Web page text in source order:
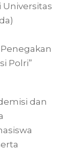
Polri”
dan